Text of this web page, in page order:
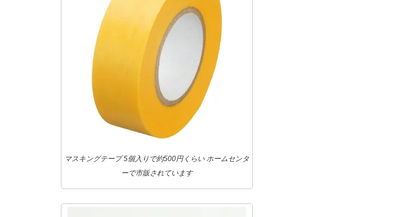
マスキングテープ 5個入りで約500円くらい ホームセンタ
ーで市販されています